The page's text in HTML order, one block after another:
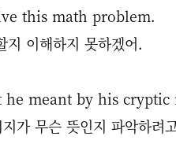
this math problem.
지 이해하지 못하겠어.
meant by his cryptic
가 무슨 뜻인지 파악하려